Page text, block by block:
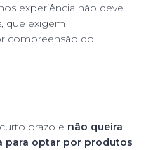
experiência não deve
que exigem
compreensão do
prazo e não queira
para optar por produtos